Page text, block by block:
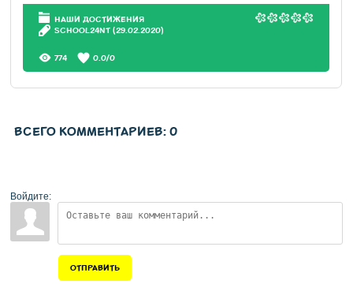
НАШИ ДОСТИЖЕНИЯ
SCHOOL24NT (29.02.2020)
774 0.0/0
ВСЕГО КОММЕНТАРИЕВ:0
Войдите:
ОТПРАВИТЬ